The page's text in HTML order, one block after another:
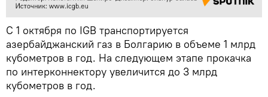
С 1 октября по IGB транспортируется
азербайджанский газ в Болгарию в объеме 1 млрд
кубометров в год. На следующем этапе прокачка
по интерконнектору увеличится до 3 млрд
кубометров в год.